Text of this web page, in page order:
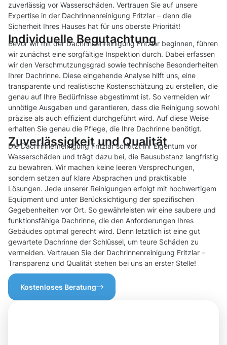
zuverlässig vor Wasserschäden. Vertrauen Sie auf unsere
Expertise in der Dachrinnenreinigung Fritzlar – denn die
Sicherheit Ihres Hauses hat für uns oberste Priorität!
Individuelle Begutachtung
Bevor wir mit der Dachrinnenreinigung Fritzlar beginnen, führen
wir zunächst eine sorgfältige Inspektion durch. Dabei erfassen
wir den Verschmutzungsgrad sowie technische Besonderheiten
Ihrer Dachrinne. Diese eingehende Analyse hilft uns, eine
transparente und realistische Kostenschätzung zu erstellen, die
genau auf Ihre Bedürfnisse abgestimmt ist. So vermeiden wir
unnötige Ausgaben und garantieren, dass die Reinigung sowohl
präzise als auch effizient durchgeführt wird. Auf diese Weise
erhalten Sie genau die Pflege, die Ihre Dachrinne benötigt.
Zuverlässigkeit und Qualität
Die Dachrinnenreinigung Fritzlar schützt Ihr Eigentum vor
Wasserschäden und trägt dazu bei, die Bausubstanz langfristig
zu bewahren. Wir machen keine leeren Versprechungen,
sondern setzen auf klare Absprachen und praktikable
Lösungen. Jede unserer Reinigungen erfolgt mit hochwertigem
Equipment und unter Berücksichtigung der spezifischen
Gegebenheiten vor Ort. So gewährleisten wir eine saubere und
funktionsfähige Dachrinne, die den Anforderungen Ihres
Gebäudes optimal gerecht wird. Denn letztlich ist eine gut
gewartete Dachrinne der Schlüssel, um teure Schäden zu
vermeiden. Vertrauen Sie der Dachrinnenreinigung Fritzlar –
Transparenz und Qualität stehen bei uns an erster Stelle!
Kostenloses Beratung